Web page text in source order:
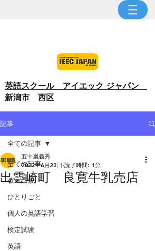
​英語スクール アイエック ジャパン
新潟市 西区
記事
全ての記事
教室風景
ひとりごと
個人の英語学習
検定試験
英語
全ての記事
出雲崎町 良寛牛乳売店
五十嵐義秀
2022年6月23日 読了時間: 1分